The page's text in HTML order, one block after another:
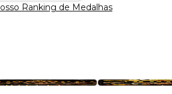
Ranking de Medalhas